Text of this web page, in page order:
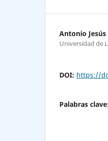
Antonio
Universidad de
DOI: https://
Palabras